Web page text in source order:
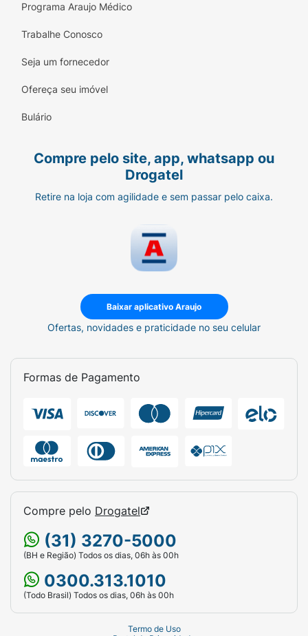
Programa Araujo Médico
Trabalhe Conosco
Seja um fornecedor
Ofereça seu imóvel
Bulário
Compre pelo site, app, whatsapp ou
Drogatel
Retire na loja com agilidade e sem passar pelo caixa.
Baixar aplicativo Araujo
Ofertas, novidades e praticidade no seu celular
Formas de Pagamento
Compre pelo Drogatel
(31) 3270-5000
(BH e Região) Todos os dias, 06h às 00h
0300.313.1010
(Todo Brasil) Todos os dias, 06h às 00h
Termo de Uso